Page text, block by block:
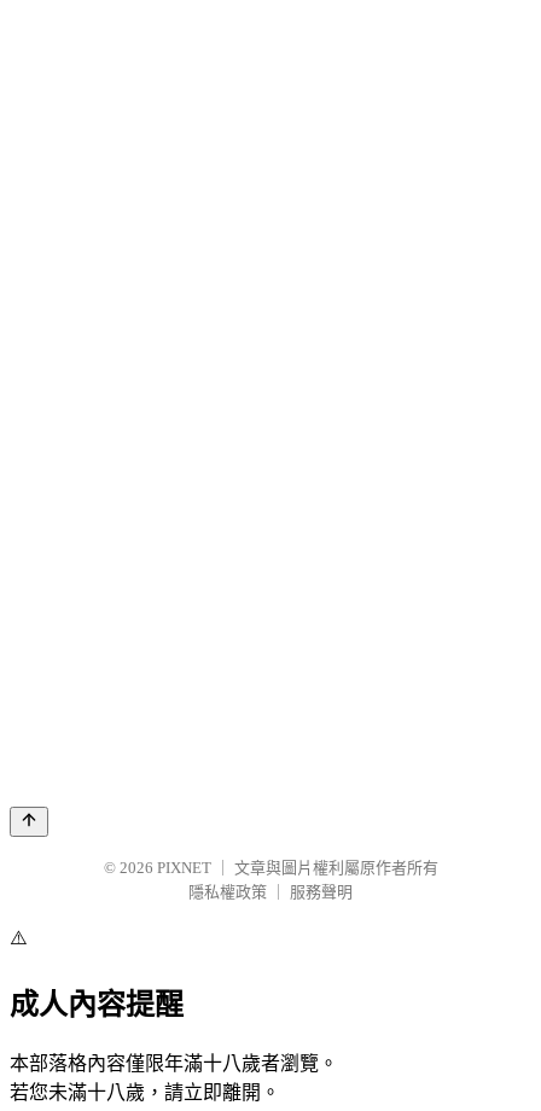
© 2026 PIXNET
文章與圖片權利屬原作者所有
隱私權政策
服務聲明
⚠️
成人內容提醒
本部落格內容僅限年滿十八歲者瀏覽。
若您未滿十八歲，請立即離開。